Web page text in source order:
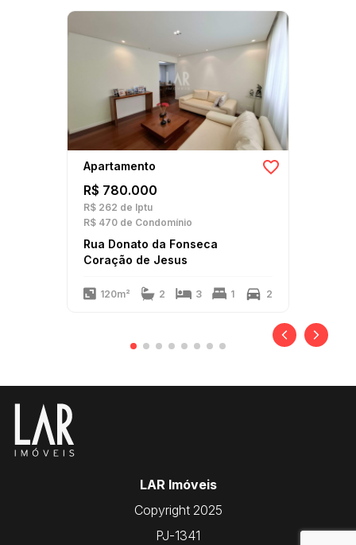
Apartamento
R$ 780.000
R$ 262 de Iptu
R$ 470 de Condomínio
Rua Donato da Fonseca
Coração de Jesus
120m² 2 3 1 2
LAR Imóveis
Copyright 2025
PJ-1341